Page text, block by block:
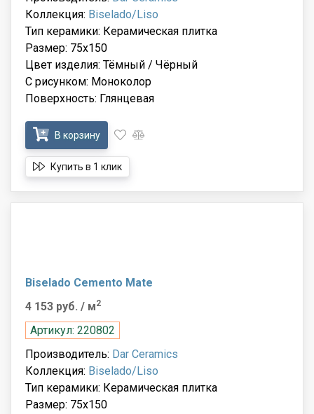
Коллекция: Biselado/Liso
Тип керамики: Керамическая плитка
Размер: 75x150
Цвет изделия: Тёмный / Чёрный
С рисунком: Моноколор
Поверхность: Глянцевая
В корзину
Купить в 1 клик
Biselado Cemento Mate
4 153 руб. / м2
Артикул: 220802
Производитель: Dar Ceramics
Коллекция: Biselado/Liso
Тип керамики: Керамическая плитка
Размер: 75x150